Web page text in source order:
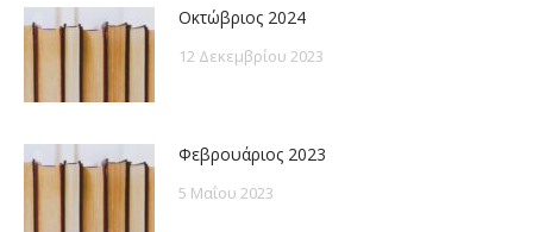
Οκτώβριος 2024
12 Δεκεμβρίου 2023
Φεβρουάριος 2023
5 Μαΐου 2023